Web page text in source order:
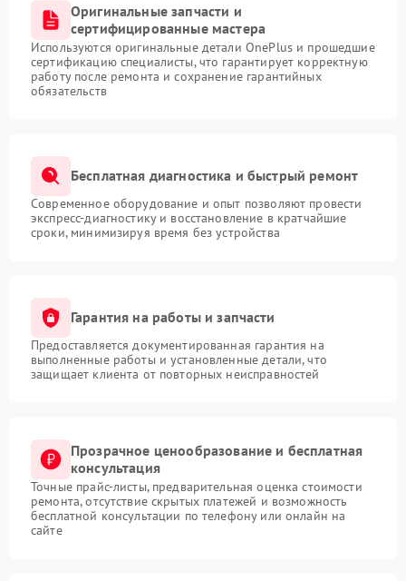
Оригинальные запчасти и
сертифицированные мастера
Используются оригинальные детали OnePlus и прошедшие
сертификацию специалисты, что гарантирует корректную
работу после ремонта и сохранение гарантийных
обязательств
Бесплатная диагностика и быстрый ремонт
Современное оборудование и опыт позволяют провести
экспресс-диагностику и восстановление в кратчайшие
сроки, минимизируя время без устройства
Гарантия на работы и запчасти
Предоставляется документированная гарантия на
выполненные работы и установленные детали, что
защищает клиента от повторных неисправностей
Прозрачное ценообразование и бесплатная
консультация
Точные прайс-листы, предварительная оценка стоимости
ремонта, отсутствие скрытых платежей и возможность
бесплатной консультации по телефону или онлайн на
сайте